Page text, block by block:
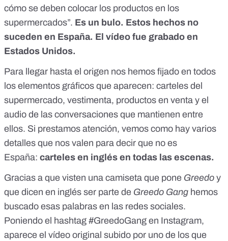
cómo se deben colocar los productos en los
supermercados”. Es un bulo. Estos hechos no
suceden en España. El vídeo fue grabado en
Estados Unidos.
Para llegar hasta el origen nos hemos fijado en todos
los elementos gráficos que aparecen: carteles del
supermercado, vestimenta, productos en venta y el
audio de las conversaciones que mantienen entre
ellos. Si prestamos atención, vemos como hay varios
detalles que nos valen para decir que no es
España: carteles en inglés en todas las escenas.
Gracias a que visten una camiseta que pone Greedo y
que dicen en inglés ser parte de Greedo Gang hemos
buscado esas palabras en las redes sociales.
Poniendo el hashtag #GreedoGang en Instagram,
aparece el vídeo original subido por uno de los que